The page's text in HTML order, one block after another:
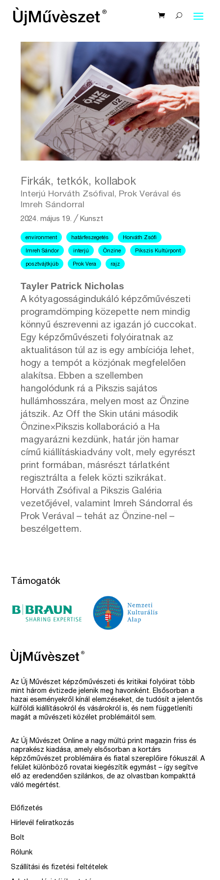
Firkák, tetkók, kollabok
Interjú Horváth Zsófival, Prok Verával és
Imreh Sándorral
2024. május 19. ╱Kunszt
environment határfeszegetés Horváth Zsófi
Imreh Sándor interjú Önzine Pikszis Kultúrpont
posztvájtkjúb Prok Vera rajz
Tayler Patrick Nicholas
A kótyagosságindukáló képzőművészeti
programdömping közepette nem mindig
könnyű észrevenni az igazán jó cuccokat.
Egy képzőművészeti folyóiratnak az
aktualitáson túl az is egy ambíciója lehet,
hogy a tempót a közjónak megfelelően
alakítsa. Ebben a szellemben
hangolódunk rá a Pikszis sajátos
hullámhosszára, melyen most az Önzine
játszik. Az Off the Skin utáni második
Önzine×Pikszis kollaboráció a Ha
magyarázni kezdünk, határ jön hamar
című kiállításkiadvány volt, mely egyrészt
print formában, másrészt tárlatként
regisztrálta a felek közti szikrákat.
Horváth Zsófival a Pikszis Galéria
vezetőjével, valamint Imreh Sándorral és
Prok Verával – tehát az Önzine-nel –
beszélgettem.
Támogatók
Az Új Művészet képzőművészeti és kritikai folyóirat több
mint három évtizede jelenik meg havonként. Elsősorban a
hazai eseményekről kínál elemzéseket, de tudósít a jelentős
külföldi kiállításokról és vásárokról is, és nem függetleníti
magát a művészeti közélet problémáitól sem.
Az Új Művészet Online a nagy múltú print magazin friss és
naprakész kiadása, amely elsősorban a kortárs
képzőművészet problémáira és fiatal szereplőire fókuszál. A
felület különböző rovatai kiegészítik egymást – így segítve
elő az eredendően szilánkos, de az olvastban kompakttá
váló megértést.
Előfizetés
Hírlevél feliratkozás
Bolt
Rólunk
Szállítási és fizetési feltételek